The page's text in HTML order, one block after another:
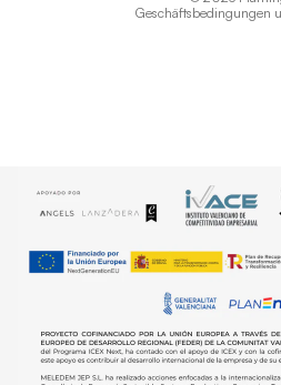
Geschäftsbedingungen